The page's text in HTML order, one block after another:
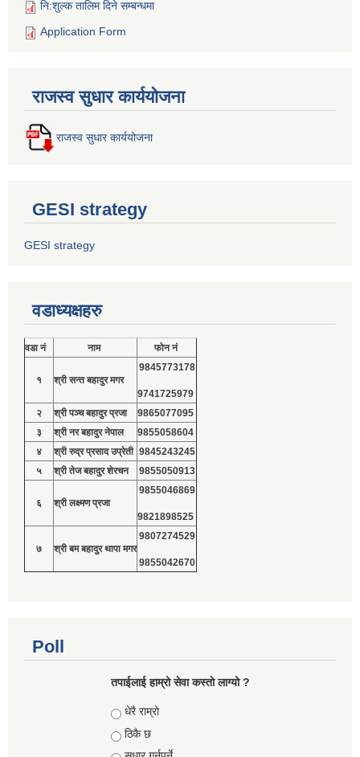
नि:शुल्क तालिम दिने सम्बन्धमा
Application Form
राजस्व सुधार कार्ययोजना
राजस्व सुधार कार्ययोजना
GESI strategy
GESI strategy
वडाध्यक्षहरु
वडा नं नाम फोन नं
१ श्री सन्त बहादुर मगर
9845773178
9741725979
२
श्री पञ्च बहादुर प्रजा
9865077095
३
श्री नर बहादुर नेपाल
9855058604
४
श्री रुद्र प्रसाद उप्रेती 9845243245
५
श्री तेज बहादुर शेरचन 9855050913
६ श्री लक्ष्मण प्रजा
9855046869
9821898525
७ श्री बम बहादुर थापा मगर
9807274529
9855042670
Poll
तपाईलाई हाम्रो सेवा कस्तो लाग्यो ?
Choices
धेरै राम्रो
ठिकै छ